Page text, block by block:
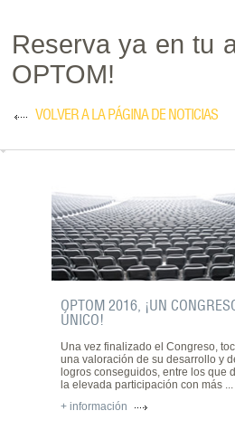
Reserva ya en tu
OPTOM!
VOLVER A LA PÁGINA DE NOTICIAS
OPTOM 2016, ¡UN
ÚNICO!
Una vez finalizado el Congreso,
una valoración de su desarrollo y
logros conseguidos, entre los que
la elevada participación con más ...
+ información